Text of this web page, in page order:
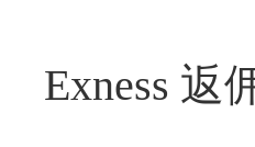
Exness 返